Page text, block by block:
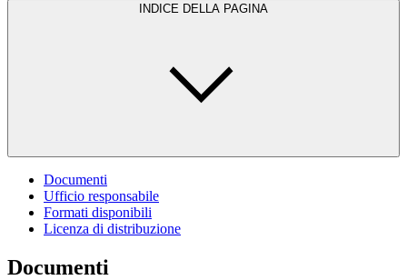
INDICE DELLA PAGINA
Documenti
Ufficio responsabile
Formati disponibili
Licenza di distribuzione
Documenti